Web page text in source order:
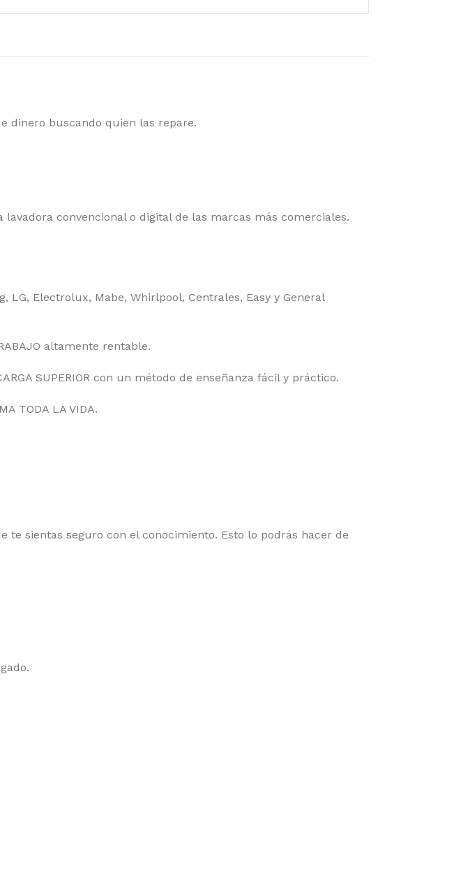
dinero buscando quien las repare.
lavadora convencional o digital de las marcas más comerciales.
Electrolux, Mabe, Whirlpool, Centrales, Easy y General
altamente rentable.
SUPERIOR con un método de enseñanza fácil y práctico.
TODA LA VIDA.
te sientas seguro con el conocimiento. Esto lo podrás hacer de